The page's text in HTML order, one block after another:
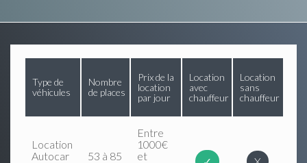
Type de
véhicules
Nombre
de places
Prix de la
location
par jour
Location
avec
chauffeur
Location
sans
chauffeur
Location
Autocar
53 à 85
Entre
1000€
et